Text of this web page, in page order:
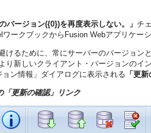
のバージョン({0})を再度表示しない。」 チ
ワークブックからFusion Webアプリケ
けるために、常にサーバーのバージョ
り新しいクライアント・バージョンの
ン情報」ダイアログに表示される 「更
「更新の確認」リンク